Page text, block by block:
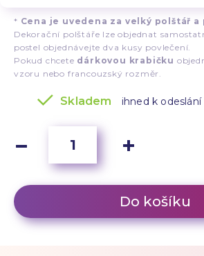
* Cena je uvedena za velký polštář a
Dekorační polštáře lze objednat
postel objednávejte dva kusy povlečení.
Pokud chcete dárkovou krabičku
vzoru nebo francouzský rozměr.
Skladem ihned k odeslání
Do košíku